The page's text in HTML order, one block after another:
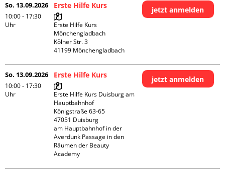
So. 13.09.2026
10:00 - 17:30
Uhr
Erste Hilfe Kurs
Erste Hilfe Kurs
Mönchengladbach
Kölner Str. 3
jetzt anmelden
So. 13.09.2026
10:00 - 17:30
Uhr
Erste Hilfe Kurs
Erste Hilfe Kurs Duisburg am
Hauptbahnhof
Königstraße 63-65
47051 Duisburg
am Hauptbahnhof in der
Averdunk Passage in den
Räumen der Beauty
Academy
jetzt anmelden